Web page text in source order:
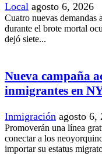
Local agosto 6, 2026
Cuatro nuevas demandas
durante el brote mortal
dejó siete...
Nueva campaña
inmigrantes en
Inmigración agosto 6,
Promoverán una línea
conectar a los
importar su estatus